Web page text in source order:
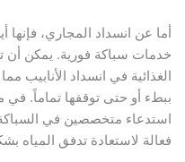
أما عن انسداد المجاري، فإنها
خدمات سباكة فورية. يمكن أن
الغذائية في انسداد
ببطء أو حتى توقفها تماماً.
استدعاء متخصصين في
فعالة لاستعادة تدفق المياه